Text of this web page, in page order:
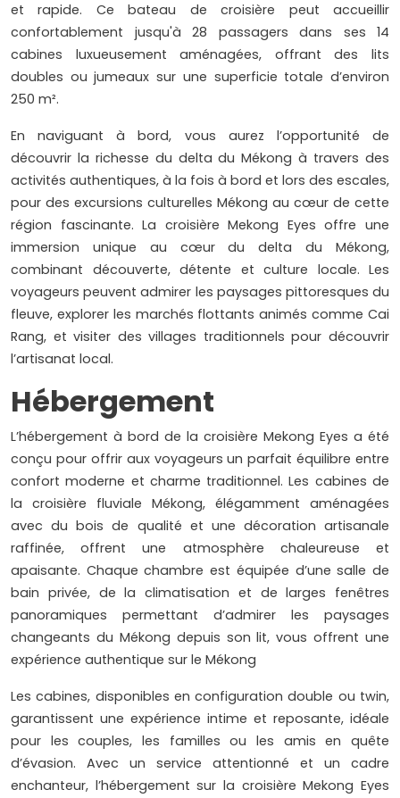
et rapide. Ce bateau de croisière peut accueillir
confortablement jusqu'à 28 passagers dans ses 14
cabines luxueusement aménagées, offrant des lits
doubles ou jumeaux sur une superficie totale d’environ
250 m².
En naviguant à bord, vous aurez l’opportunité de
découvrir la richesse du delta du Mékong à travers des
activités authentiques, à la fois à bord et lors des escales,
pour des excursions culturelles Mékong au cœur de cette
région fascinante. La croisière Mekong Eyes offre une
immersion unique au cœur du delta du Mékong,
combinant découverte, détente et culture locale. Les
voyageurs peuvent admirer les paysages pittoresques du
fleuve, explorer les marchés flottants animés comme Cai
Rang, et visiter des villages traditionnels pour découvrir
l’artisanat local.
Hébergement
L’hébergement à bord de la croisière Mekong Eyes a été
conçu pour offrir aux voyageurs un parfait équilibre entre
confort moderne et charme traditionnel. Les cabines de
la croisière fluviale Mékong, élégamment aménagées
avec du bois de qualité et une décoration artisanale
raffinée, offrent une atmosphère chaleureuse et
apaisante. Chaque chambre est équipée d’une salle de
bain privée, de la climatisation et de larges fenêtres
panoramiques permettant d’admirer les paysages
changeants du Mékong depuis son lit, vous offrent une
expérience authentique sur le Mékong
Les cabines, disponibles en configuration double ou twin,
garantissent une expérience intime et reposante, idéale
pour les couples, les familles ou les amis en quête
d’évasion. Avec un service attentionné et un cadre
enchanteur, l’hébergement sur la croisière Mekong Eyes